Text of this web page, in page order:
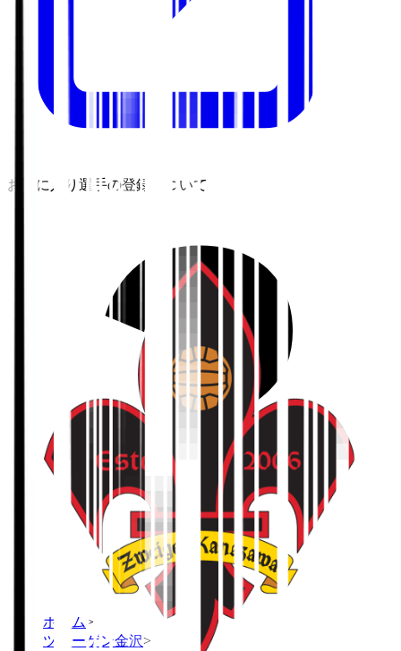
お気に入り選手の登録について
ホーム >
ツエーゲン金沢>